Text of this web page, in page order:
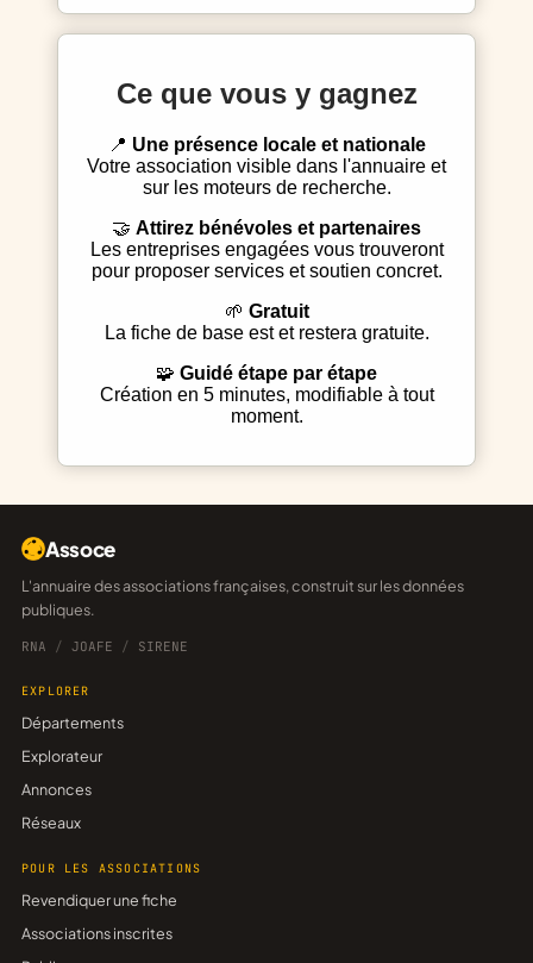
Ce que vous y gagnez
Une présence locale et nationale
Votre association visible dans l'annuaire et
sur les moteurs de recherche.
Attirez bénévoles et partenaires
Les entreprises engagées vous trouveront
pour proposer services et soutien concret.
Gratuit
La fiche de base est et restera gratuite.
Guidé étape par étape
Création en 5 minutes, modifiable à tout
moment.
Assoce
L'annuaire des associations françaises, construit sur les données
publiques.
RNA / JOAFE / SIRENE
EXPLORER
Départements
Explorateur
Annonces
Réseaux
POUR LES ASSOCIATIONS
Revendiquer une fiche
Associations inscrites